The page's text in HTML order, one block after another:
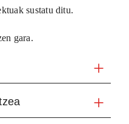
sustatu ditu.
gara.